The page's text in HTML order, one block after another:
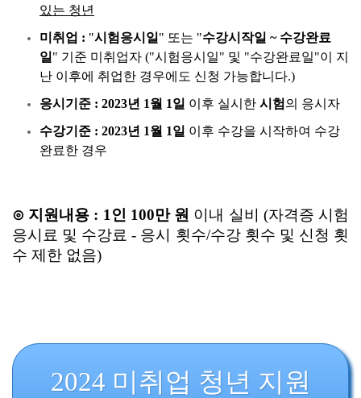
있는 청년
미취업 : "시험응시일 " 또는 "수강시작일 ~ 수강완료
일 " 기준 미취업자 ("시험응시일" 및 "수강완료일"이 지
난 이후에 취업한 경우에도 신청 가능합니다.)
응시기준 : 2023년 1월 1일 이후 실시한 시험 의 응시자
수강기준 : 2023년 1월 1일 이후 수강을 시작하여 수강
완료한 경우
⊙ 지원내용 : 1인 100만 원 이내 실비 (자격증 시험
응시료 및 수강료 - 응시 횟수/수강 횟수 및 신청 횟
수 제한 없음)
2024 미취업 청년 지원